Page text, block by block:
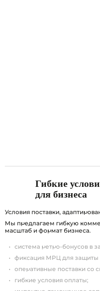
Гибкие
для бизнеса
Условия поставки,
Мы предлагаем гибкую
масштаб и формат бизнеса.
система ретро-бонусов в
фиксация МРЦ для защиты
оперативные поставки со
гибкие условия оплаты;